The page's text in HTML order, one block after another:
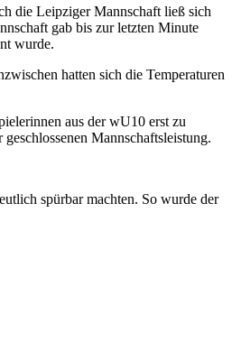
die Leipziger Mannschaft ließ sich
gab bis zur letzten Minute
wurde.
hatten sich die Temperaturen
aus der wU10 erst zu
Mannschaftsleistung.
spürbar machten. So wurde der